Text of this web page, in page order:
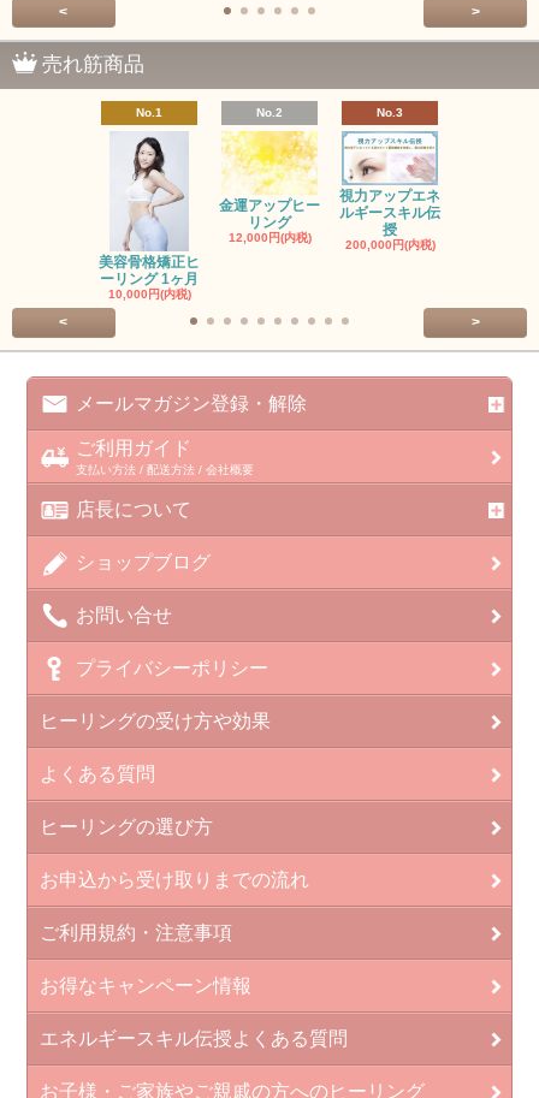
< >
売れ筋商品
No.1
美容骨格矯正ヒ
ーリング 1ヶ月
10,000円(内税)
No.2
金運アップヒー
リング
12,000円(内税)
No.3
視力アップエネ
ルギースキル伝
授
200,000円(内税)
< >
メールマガジン登録・解除
ご利用ガイド
支払い方法 / 配送方法 / 会社概要
店長について
ショップブログ
お問い合せ
プライバシーポリシー
ヒーリングの受け方や効果
よくある質問
ヒーリングの選び方
お申込から受け取りまでの流れ
ご利用規約・注意事項
お得なキャンペーン情報
エネルギースキル伝授よくある質問
お子様・ご家族やご親戚の方へのヒーリング